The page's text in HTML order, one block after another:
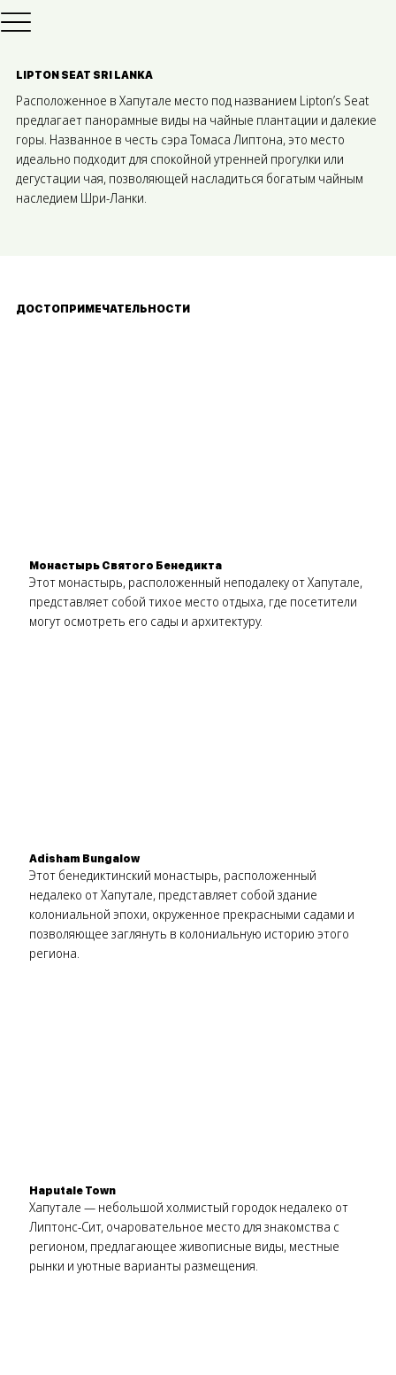
LIPTON SEAT SRI LANKA
Расположенное в Хапутале место под названием Lipton’s Seat
предлагает панорамные виды на чайные плантации и далекие
горы. Названное в честь сэра Томаса Липтона, это место
идеально подходит для спокойной утренней прогулки или
дегустации чая, позволяющей насладиться богатым чайным
наследием Шри-Ланки.
ДОСТОПРИМЕЧАТЕЛЬНОСТИ
Монастырь Святого Бенедикта
Этот монастырь, расположенный неподалеку от Хапутале,
представляет собой тихое место отдыха, где посетители
могут осмотреть его сады и архитектуру.
Adisham Bungalow
Этот бенедиктинский монастырь, расположенный
недалеко от Хапутале, представляет собой здание
колониальной эпохи, окруженное прекрасными садами и
позволяющее заглянуть в колониальную историю этого
региона.
Haputale Town
Хапутале — небольшой холмистый городок недалеко от
Липтонс-Сит, очаровательное место для знакомства с
регионом, предлагающее живописные виды, местные
рынки и уютные варианты размещения.